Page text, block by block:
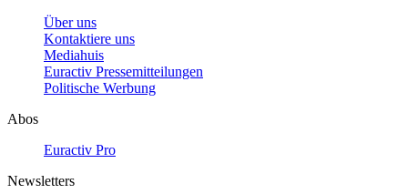
Über uns
Kontaktiere uns
Mediahuis
Euractiv Pressemitteilungen
Politische Werbung
Abos
Euractiv Pro
Newsletters